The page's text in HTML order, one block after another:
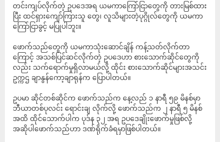
တင်းကျပ်လိုက်တဲ့ ဥပဒေအရ ယမကာကြော်ငြာတွေကို တားမြစ်ထား
ပြီး ထင်ရှားကျော်ကြားသူ တွေ၊ လူသိများတဲ့ပုဂ္ဂိုလ်တွေကို ယမကာ
ကြော်ငြာခွင့် မပြုပါဘူး။
ဖောက်သည်တွေကို ယမကာသုံးဆောင်ချိန် ကန့်သတ်လိုက်တာ
ကြောင့် အသစ်ပြင်ဆင်လိုက်တဲ့ ဥပဒေဟာ စားသောက်ဆိုင်တွေကို
လည်း သက်ရောက်မှုရှိလာမယ်လို့ ထိုင်း စားသောက်ဆိုင်များအသင်း
ဥက္ကဌ ချာနွန်ကော့ချာရုန်က ပြောပါတယ်။
ဥပမာ ဆိုင်တစ်ဆိုင်က ဖောက်သည်က နေ့လည် ၁ နာရီ ၅၉ မိနစ်မှာ
ဘီယာတစ်ပုလင်း ရောင်းချ လိုက်လို့ ဖောက်သည်က ၂ နာရီ ၅ မိနစ်
အထိ ထိုင်သောက်ပါက ပုဒ်န ၃၂ အရ ဥပဒေချိုးဖောက်မှုဖြစ်လို့
အဆိုပါဖောက်သည်ဟာ ဒဏ်ရိုက်ခံရမှာဖြစ်ပါတယ်။